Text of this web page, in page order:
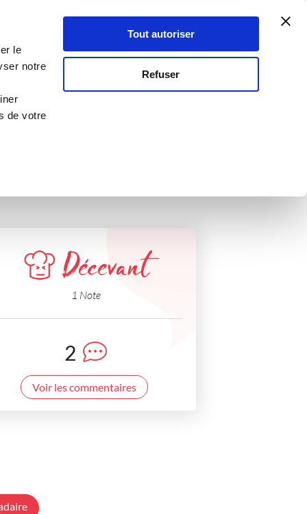
le
notre
de votre
Tout autoriser
Refuser
Se connecter
Décevant
1 Note
2
Voir les commentaires